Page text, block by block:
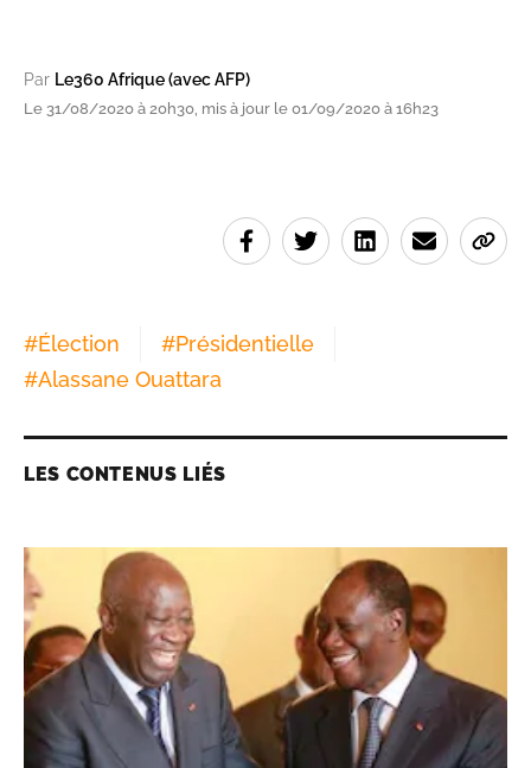
Par Le360 Afrique (avec AFP)
Le 31/08/2020 à 20h30, mis à jour le 01/09/2020 à 16h23
#Élection #Présidentielle
#Alassane Ouattara
LES CONTENUS LIÉS